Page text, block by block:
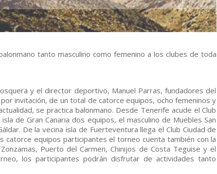
tanto masculino como femenino a los clubes de toda
y el director deportivo, Manuel Parras, fundadores del
invitación, de un total de catorce equipos, ocho femeninos y
se practica balonmano. Desde Tenerife acude el Club
de Gran Canaria dos equipos, el masculino de Muebles San
De la vecina isla de Fuerteventura llega el Club Ciudad de
catorce equipos participantes el torneo cuenta también con la
Puerto del Carmen, Chinijos de Costa Teguise y el
los participantes podrán disfrutar de actividades tanto